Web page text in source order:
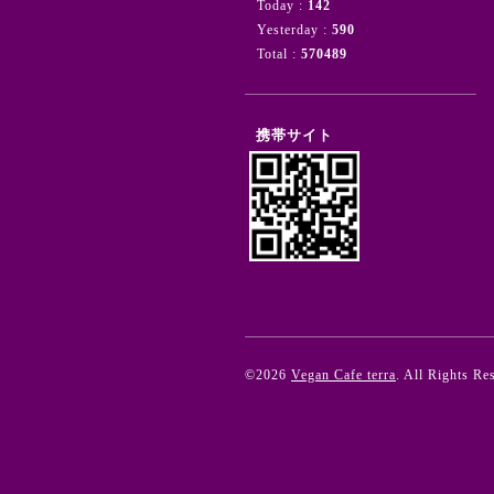
Today : 142
Yesterday : 590
Total : 570489
携帯サイト
©2026 Vegan Cafe terra. All Rights